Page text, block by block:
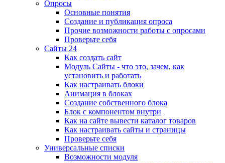
Опросы
Основные понятия
Создание и публикация опроса
Прочие возможности работы с опросами
Проверьте себя
Сайты 24
Как создать сайт
Модуль Сайты - что это, зачем, как
установить и работать
Как настраивать блоки
Анимация в блоках
Создание собственного блока
Блок с компонентом внутри
Как на сайте вывести каталог товаров
Как настраивать сайты и страницы
Проверьте себя
Универсальные списки
Возможности модуля